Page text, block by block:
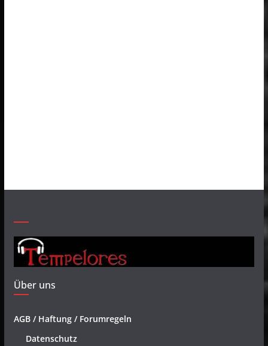
Über uns
AGB / Haftung / Forumregeln
Datenschutz